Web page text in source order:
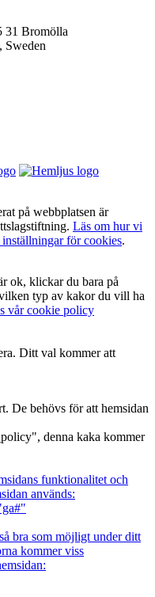
31 Bromölla
Sweden
på webbplatsen är
Läs om hur vi
för cookies.
ok, klickar du bara på
typ av kakor du vill ha
vår cookie policy
Ditt val kommer att
De behövs för att hemsidan
denna kaka kommer
funktionalitet och
används:
bra som möjligt under ditt
kommer viss